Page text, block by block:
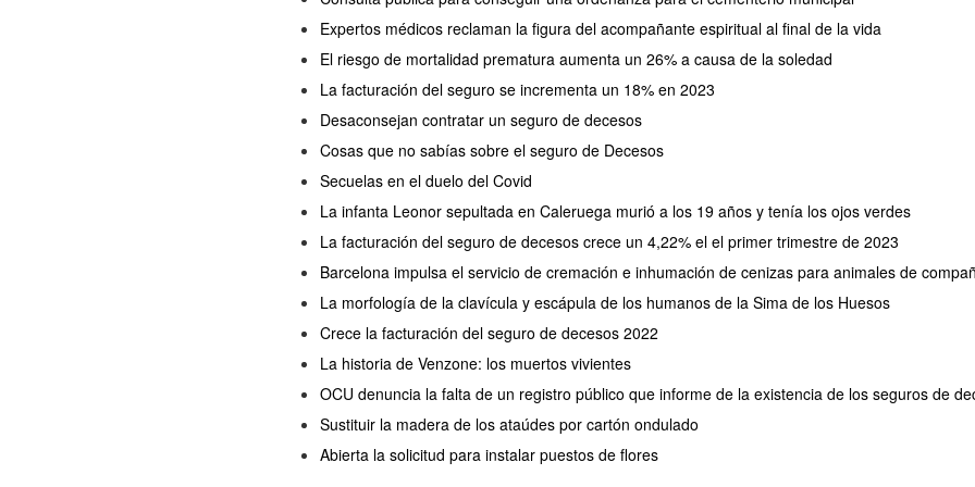
Expertos médicos reclaman la figura del acompañante espiritual al final de la vida
El riesgo de mortalidad prematura aumenta un 26% a causa de la soledad
La facturación del seguro se incrementa un 18% en 2023
Desaconsejan contratar un seguro de decesos
Cosas que no sabías sobre el seguro de Decesos
Secuelas en el duelo del Covid
La infanta Leonor sepultada en Caleruega murió a los 19 años y tenía los ojos verdes
La facturación del seguro de decesos crece un 4,22% el el primer trimestre de 2023
Barcelona impulsa el servicio de cremación e inhumación de cenizas para animales de
La morfología de la clavícula y escápula de los humanos de la Sima de los Huesos
Crece la facturación del seguro de decesos 2022
La historia de Venzone: los muertos vivientes
OCU denuncia la falta de un registro público que informe de la existencia de los seguros de
Sustituir la madera de los ataúdes por cartón ondulado
Abierta la solicitud para instalar puestos de flores